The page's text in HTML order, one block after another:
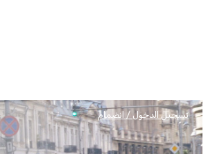
تسجيل الدخول / انضمام